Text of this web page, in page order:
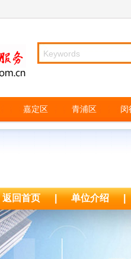
嘉定区 青浦区 闵
返回首页 | 单位介绍 |